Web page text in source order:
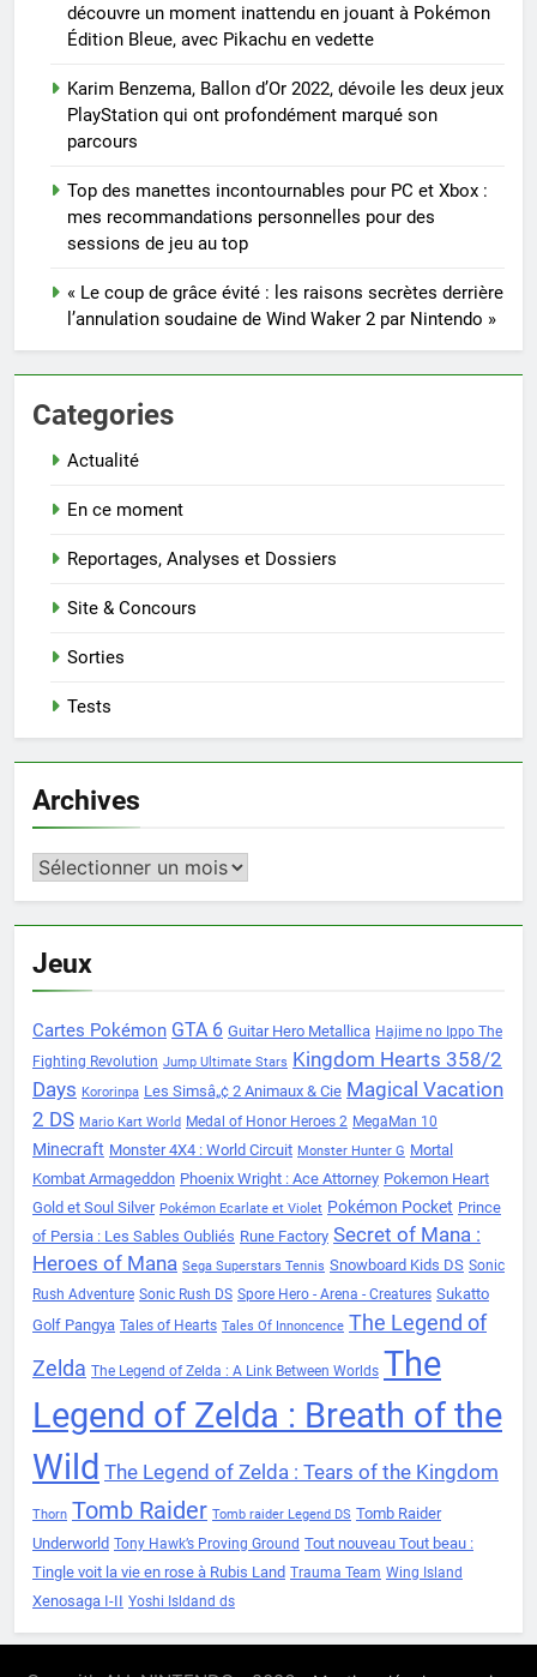
découvre un moment inattendu en jouant à Pokémon
Édition Bleue, avec Pikachu en vedette
Karim Benzema, Ballon d’Or 2022, dévoile les deux jeux
PlayStation qui ont profondément marqué son
parcours
Top des manettes incontournables pour PC et Xbox :
mes recommandations personnelles pour des
sessions de jeu au top
« Le coup de grâce évité : les raisons secrètes derrière
l’annulation soudaine de Wind Waker 2 par Nintendo »
Categories
Actualité
En ce moment
Reportages, Analyses et Dossiers
Site & Concours
Sorties
Tests
Archives
Archives
Jeux
Cartes Pokémon GTA 6 Guitar Hero Metallica Hajime no Ippo The
Fighting Revolution Jump Ultimate Stars Kingdom Hearts 358/2
Days Kororinpa Les Simsâ„¢ 2 Animaux & Cie Magical Vacation
2 DS Mario Kart World Medal of Honor Heroes 2 MegaMan 10
Minecraft Monster 4X4 : World Circuit Monster Hunter G Mortal
Kombat Armageddon Phoenix Wright : Ace Attorney Pokemon Heart
Gold et Soul Silver Pokémon Ecarlate et Violet Pokémon Pocket Prince
of Persia : Les Sables Oubliés Rune Factory Secret of Mana :
Heroes of Mana Sega Superstars Tennis Snowboard Kids DS Sonic
Rush Adventure Sonic Rush DS Spore Hero - Arena - Creatures Sukatto
Golf Pangya Tales of Hearts Tales Of Innoncence The Legend of
Zelda The Legend of Zelda : A Link Between Worlds The
Legend of Zelda : Breath of the
Wild The Legend of Zelda : Tears of the Kingdom
Thorn Tomb Raider Tomb raider Legend DS Tomb Raider
Underworld Tony Hawk’s Proving Ground Tout nouveau Tout beau :
Tingle voit la vie en rose à Rubis Land Trauma Team Wing Island
Xenosaga I-II Yoshi Isldand ds